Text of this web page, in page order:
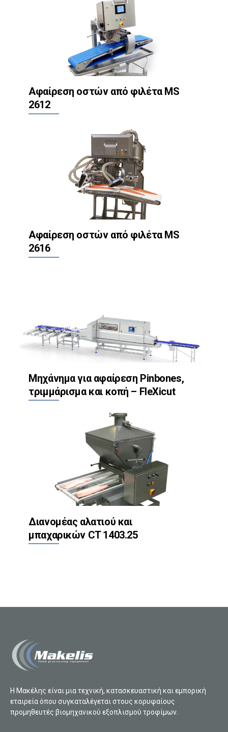
Αφαίρεση οστών από φιλέτα MS
2612
Αφαίρεση οστών από φιλέτα MS
2616
Μηχάνημα για αφαίρεση Pinbones,
τριμμάρισμα και κοπή – FleXicut
Διανομέας αλατιού και
μπαχαρικών CT 1403.25
Η Μακέλης είναι μια τεχνική, κατασκευαστική και εμπορική
εταιρεία όπου συγκαταλέγεται στους κορυφαίους
προμηθευτές βιομηχανικού εξοπλισμού τροφίμων.